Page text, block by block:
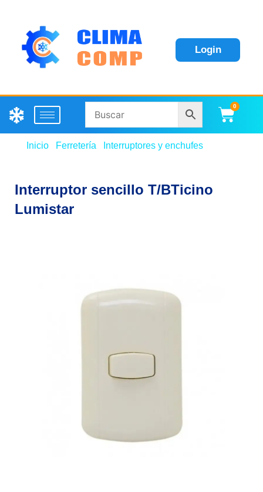
Login
0
Inicio Ferretería Interruptores y enchufes
Interruptor sencillo T/BTicino
Lumistar